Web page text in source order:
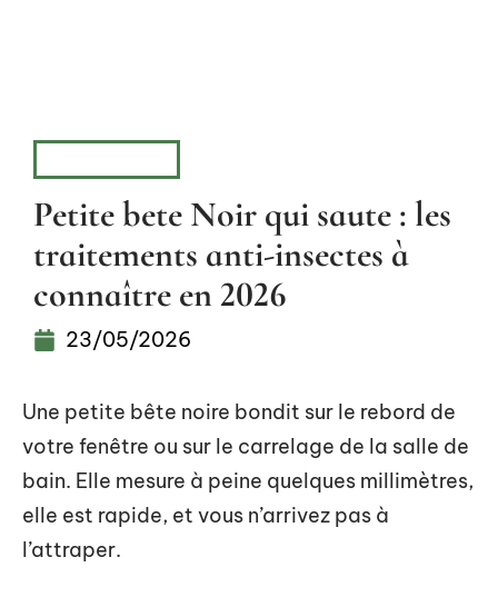
Petite bete Noir qui saute : les
traitements anti-insectes à
connaître en 2026
23/05/2026
Une petite bête noire bondit sur le rebord de
votre fenêtre ou sur le carrelage de la salle de
bain. Elle mesure à peine quelques millimètres,
elle est rapide, et vous n’arrivez pas à
l’attraper.